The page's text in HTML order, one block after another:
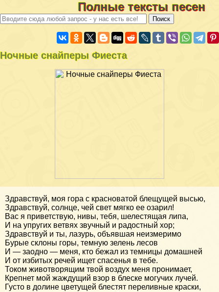
Полные тексты песен
Ночные снайперы Фиеста
Здравствуй, моя гора с красноватой блещущей высью,
Здравствуй, солнце, чей свет мягко ее озарил!
Вас я приветствую, нивы, тебя, шелестящая липа,
И на упругих ветвях звучный и радостный хор;
Здравствуй и ты, лазурь, объявшая неизмеримо
Бурые склоны горы, темную зелень лесов
И — заодно — меня, кто бежал из темницы домашней
И от избитых речей ищет спасенья в тебе.
Током животворящим твой воздух меня пронимает,
Крепнет мой жаждущий взор в блеске могучих лучей.
Густо в долине цветущей блестят переливные краски,